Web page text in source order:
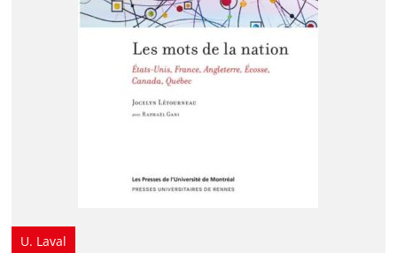
U. Laval